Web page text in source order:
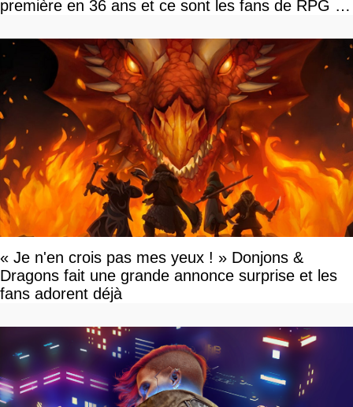
première en 36 ans et ce sont les fans de RPG en
« Je n'en crois pas mes yeux ! » Donjons &
Dragons fait une grande annonce surprise et les
fans adorent déjà